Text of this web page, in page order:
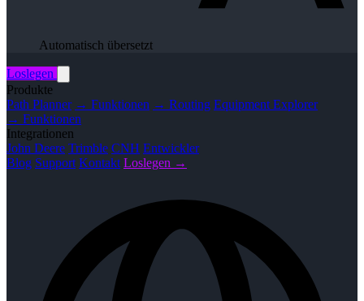
Automatisch übersetzt
Loslegen
Produkte
Path Planner → Funktionen → Routing Equipment Explorer
→ Funktionen
Integrationen
John Deere Trimble CNH Entwickler
Blog Support Kontakt Loslegen →